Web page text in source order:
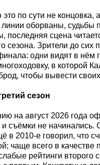
это по сути не концовка,
оборваны, судьбы
последняя сцена
сезона. Зрители до сих
одни видят в нём
в которой
чтобы вывести
сезон
на август 2026 года
и съёмки не начинались.
в 2010-е говорил, что
чаще всего в качестве
рейтинги второго